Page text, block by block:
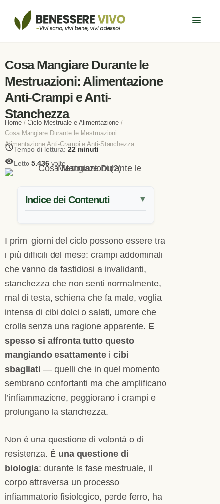
Cosa Mangiare Durante le
Mestruazioni: Alimentazione
Anti-Crampi e Anti-
Stanchezza
Home / Ciclo Mestruale e Alimentazione /
Cosa Mangiare Durante le Mestruazioni:
Alimentazione Anti-Crampi e Anti-Stanchezza
Tempo di lettura:22 minuti
Letto 5.436 volte
Indice dei Contenuti ▼
I primi giorni del ciclo possono essere tra
i più difficili del mese: crampi addominali
che vanno da fastidiosi a invalidanti,
stanchezza che non senti normalmente,
mal di testa, schiena che fa male, voglia
intensa di cibi dolci o salati, umore che
crolla senza una ragione apparente. E
spesso si affronta tutto questo
mangiando esattamente i cibi
sbagliati — quelli che in quel momento
sembrano confortanti ma che amplificano
l’infiammazione, peggiorano i crampi e
prolungano la stanchezza.
Non è una questione di volontà o di
resistenza. È una questione di
biologia: durante la fase mestruale, il
corpo attraversa un processo
infiammatorio fisiologico, perde ferro, ha